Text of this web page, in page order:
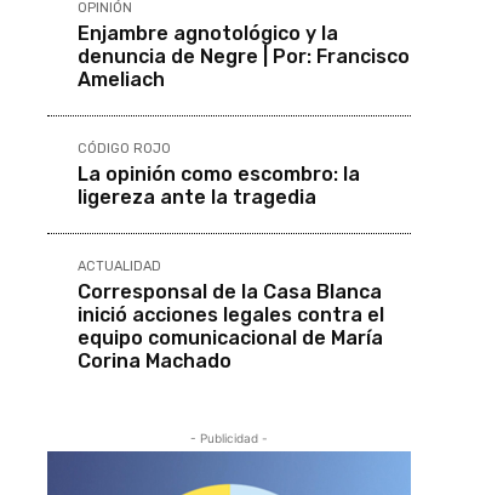
OPINIÓN
Enjambre agnotológico y la
denuncia de Negre | Por: Francisco
Ameliach
CÓDIGO ROJO
La opinión como escombro: la
ligereza ante la tragedia
ACTUALIDAD
Corresponsal de la Casa Blanca
inició acciones legales contra el
equipo comunicacional de María
Corina Machado
- Publicidad -